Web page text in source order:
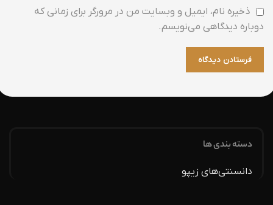
ذخیره نام، ایمیل و وبسایت من در مرورگر برای زمانی که
دوباره دیدگاهی می‌نویسم.
دسته بندی ها
دانسنتی‌های زیپو